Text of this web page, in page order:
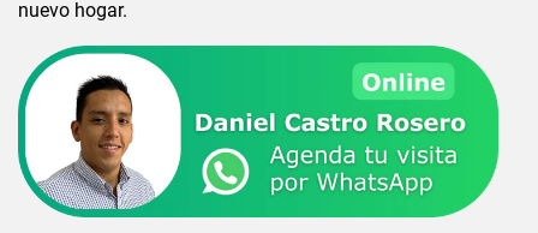
nuevo hogar.